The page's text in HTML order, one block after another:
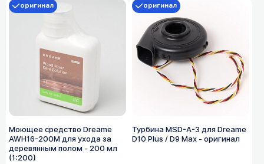
Моющее средство Dreame
AWH16-200M для ухода за
деревянным полом - 200 мл
(1:200)
оригинал
Турбина MSD-A-3 для Dreame
D10 Plus / D9 Max - оригинал
оригинал